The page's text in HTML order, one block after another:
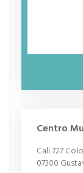
Centro
Cali 727
07300